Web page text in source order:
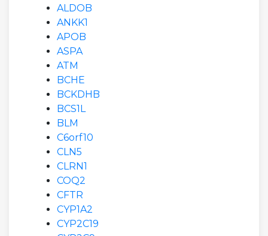
ALDOB
ANKK1
APOB
ASPA
ATM
BCHE
BCKDHB
BCS1L
BLM
C6orf10
CLN5
CLRN1
COQ2
CFTR
CYP1A2
CYP2C19